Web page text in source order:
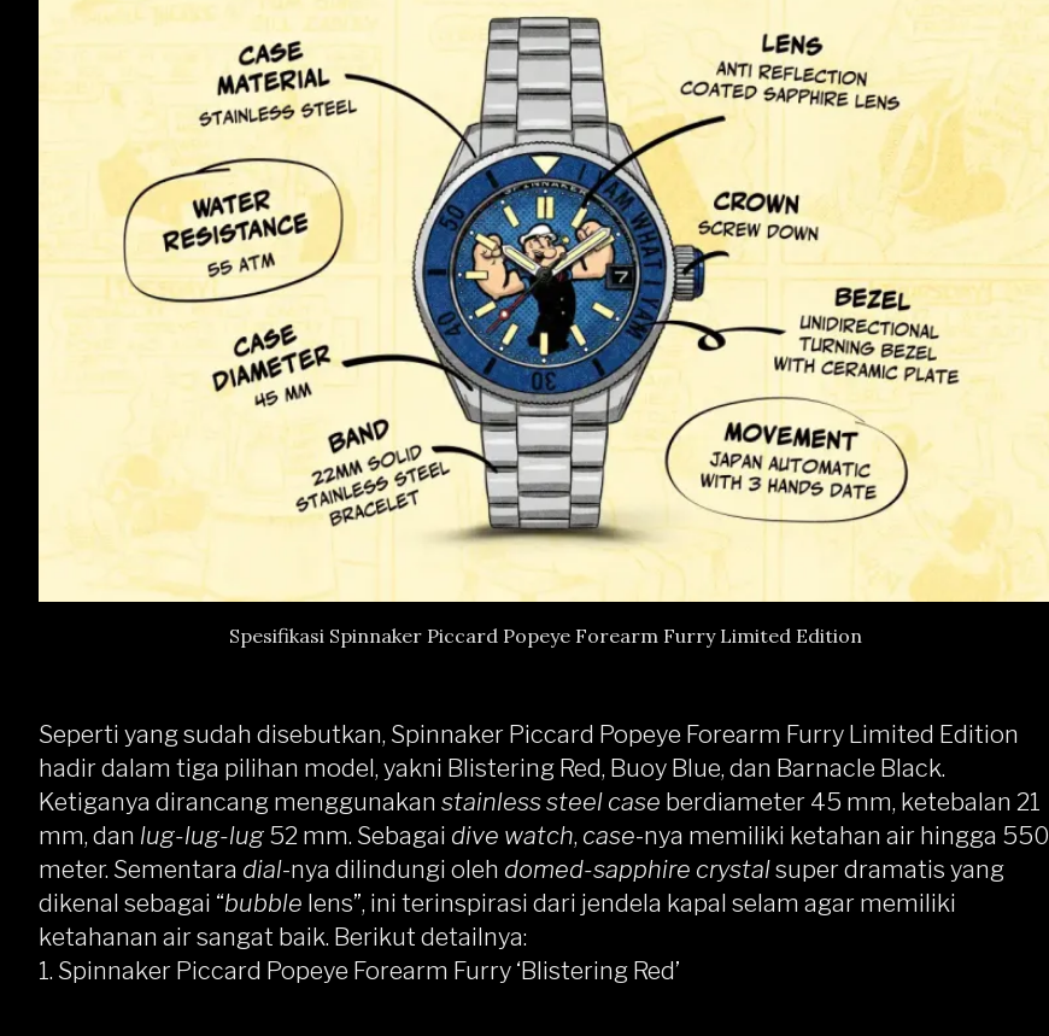
Spesifikasi Spinnaker Piccard Popeye Forearm Furry Limited Edition
Seperti yang sudah disebutkan, Spinnaker Piccard Popeye Forearm Furry Limited Edition
hadir dalam tiga pilihan model, yakni Blistering Red, Buoy Blue, dan Barnacle Black.
Ketiganya dirancang menggunakan stainless steel case berdiameter 45 mm, ketebalan 21
mm, dan lug-lug-lug 52 mm. Sebagai dive watch, case-nya memiliki ketahan air hingga 550
meter. Sementara dial-nya dilindungi oleh domed-sapphire crystalsuper dramatis yang
dikenal sebagai “bubble lens”, ini terinspirasi dari jendela kapal selam agar memiliki
ketahanan air sangat baik. Berikut detailnya:
1. Spinnaker Piccard Popeye Forearm Furry ‘Blistering Red’